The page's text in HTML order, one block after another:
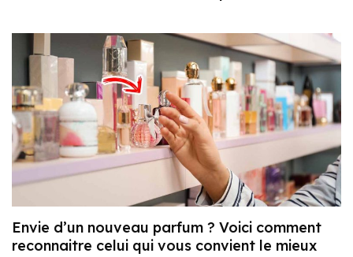
Envie d’un nouveau parfum ? Voici comment
reconnaitre celui qui vous convient le mieux